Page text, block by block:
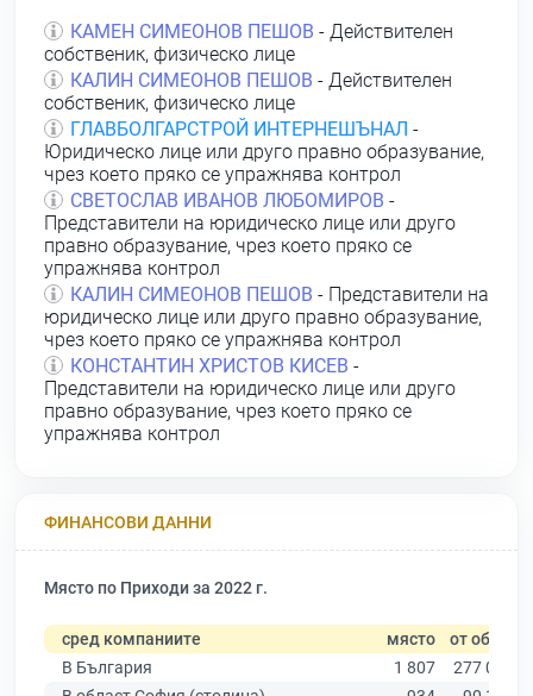
КАМЕН СИМЕОНОВ ПЕШОВ - Действителен
собственик, физическо лице
КАЛИН СИМЕОНОВ ПЕШОВ - Действителен
собственик, физическо лице
ГЛАВБОЛГАРСТРОЙ ИНТЕРНЕШЪНАЛ -
Юридическо лице или друго правно образувание,
чрез което пряко се упражнява контрол
СВЕТОСЛАВ ИВАНОВ ЛЮБОМИРОВ -
Представители на юридическо лице или друго
правно образувание, чрез което пряко се
упражнява контрол
КАЛИН СИМЕОНОВ ПЕШОВ - Представители на
юридическо лице или друго правно образувание,
чрез което пряко се упражнява контрол
КОНСТАНТИН ХРИСТОВ КИСЕВ -
Представители на юридическо лице или друго
правно образувание, чрез което пряко се
упражнява контрол
ФИНАНСОВИ ДАННИ
Място по Приходи за 2022 г.
сред компаниите място от общо
В България
1 807
277 019